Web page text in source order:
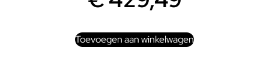
Toevoegen aan winkelwagen